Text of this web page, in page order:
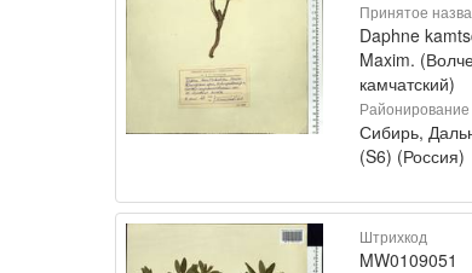
Принятое
Daphne
Maxim.
камчатский)
Районирование
Сибирь,
(S6) (Россия)
Штрихкод
MW0109051